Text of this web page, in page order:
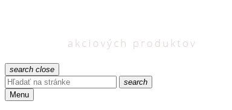
search close
search
Menu